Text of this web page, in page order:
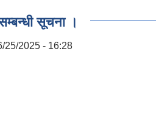
सूचना ।
25/2025 - 16:28